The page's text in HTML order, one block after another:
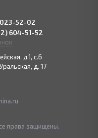
52-02
604-51-52
д.1, с.6
д. 17
права защищены.